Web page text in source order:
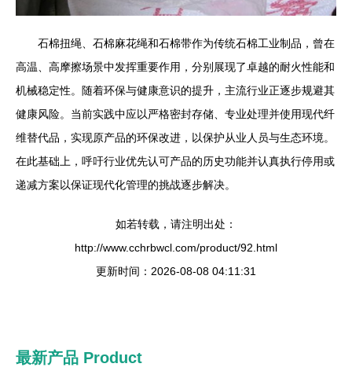
石棉扭绳、石棉麻花绳和石棉带作为传统石棉工业制品，曾在
高温、高摩擦场景中发挥重要作用，分别展现了卓越的耐火性能和
机械稳定性。随着环保与健康意识的提升，主流行业正逐步规避其
健康风险。当前实践中应以严格密封存储、专业处理并使用现代纤
维替代品，实现原产品的环保改进，以保护从业人员与生态环境。
在此基础上，呼吁行业优先认可产品的历史功能并认真执行停用或
递减方案以保证现代化管理的挑战逐步解决。
如若转载，请注明出处：
http://www.cchrbwcl.com/product/92.html
更新时间：2026-08-08 04:11:31
最新产品 Product